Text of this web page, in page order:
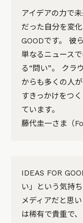
アイデアの力で
だった自分を変
GOODです。 彼
単なるニュース
る“問い”。 クラ
からも多くの人
すきっかけをつ
ています。
藤代圭一さま（
IDEAS FOR
い」という気持
メディアだと思
は稀有で貴重で